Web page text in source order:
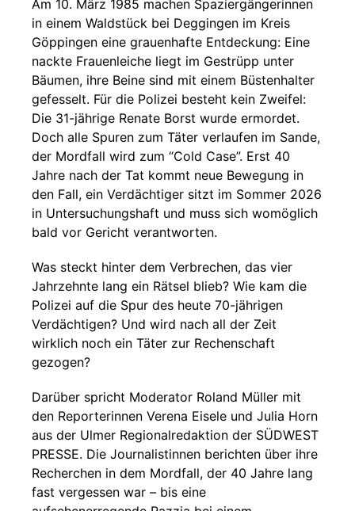
Am 10. März 1985 machen Spaziergängerinnen
in einem Waldstück bei Deggingen im Kreis
Göppingen eine grauenhafte Entdeckung: Eine
nackte Frauenleiche liegt im Gestrüpp unter
Bäumen, ihre Beine sind mit einem Büstenhalter
gefesselt. Für die Polizei besteht kein Zweifel:
Die 31-jährige Renate Borst wurde ermordet.
Doch alle Spuren zum Täter verlaufen im Sande,
der Mordfall wird zum “Cold Case”. Erst 40
Jahre nach der Tat kommt neue Bewegung in
den Fall, ein Verdächtiger sitzt im Sommer 2026
in Untersuchungshaft und muss sich womöglich
bald vor Gericht verantworten.
Was steckt hinter dem Verbrechen, das vier
Jahrzehnte lang ein Rätsel blieb? Wie kam die
Polizei auf die Spur des heute 70-jährigen
Verdächtigen? Und wird nach all der Zeit
wirklich noch ein Täter zur Rechenschaft
gezogen?
Darüber spricht Moderator Roland Müller mit
den Reporterinnen Verena Eisele und Julia Horn
aus der Ulmer Regionalredaktion der SÜDWEST
PRESSE. Die Journalistinnen berichten über ihre
Recherchen in dem Mordfall, der 40 Jahre lang
fast vergessen war – bis eine